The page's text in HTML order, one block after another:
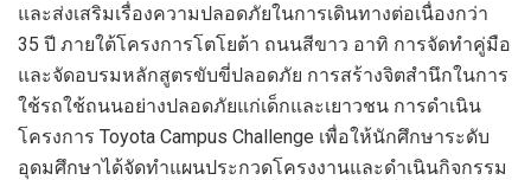
และส่งเสริมเรื่องความปลอดภัยในการเดินทางต่อเนื่องกว่า
35 ปี ภายใต้โครงการโตโยต้า ถนนสีขาว อาทิ การจัดทำคู่มือ
และจัดอบรมหลักสูตรขับขี่ปลอดภัย การสร้างจิตสำนึกในการ
ใช้รถใช้ถนนอย่างปลอดภัยแก่เด็กและเยาวชน การดำเนิน
โครงการ Toyota Campus Challenge เพื่อให้นักศึกษาระดับ
อุดมศึกษาได้จัดทำแผนประกวดโครงงานและดำเนินกิจกรรม